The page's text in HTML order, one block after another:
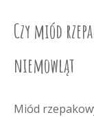
Czy miód
niemowląt
Miód